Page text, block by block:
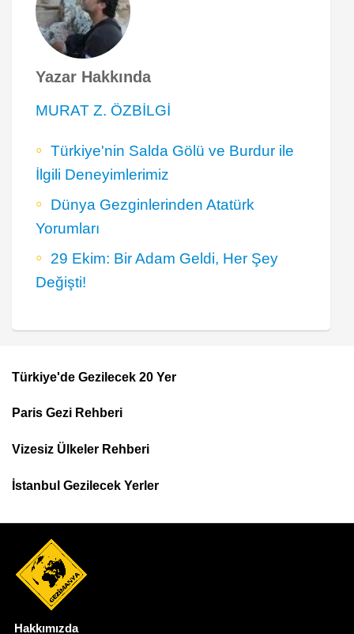
Yazar Hakkında
MURAT Z. ÖZBİLGİ
Türkiye'nin Salda Gölü ve Burdur ile
İlgili Deneyimlerimiz
Dünya Gezginlerinden Atatürk
Yorumları
29 Ekim: Bir Adam Geldi, Her Şey
Değişti!
Footer
Top
Menu
Türkiye'de Gezilecek 20 Yer
Paris Gezi Rehberi
Vizesiz Ülkeler Rehberi
İstanbul Gezilecek Yerler
Hakkımızda